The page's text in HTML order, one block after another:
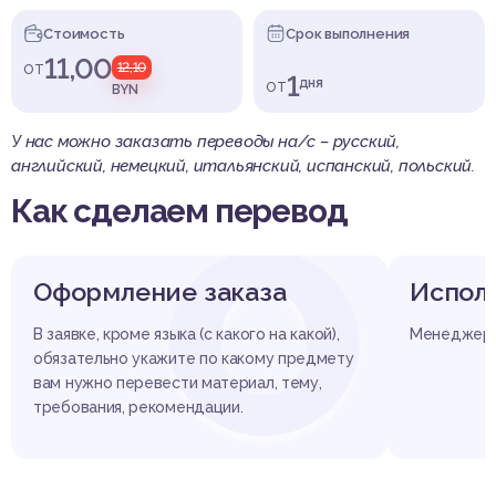
Стоимость
от11,00 12,10
BYN
Срок выполнения
от1дня
У нас можно заказать переводы на/с – русский,
английский, немецкий, итальянский, испанский, польский.
Как сделаем перевод
О
Оформление заказа
В заявке, кроме языка (с какого на какой),
обязательно укажите по какому предмету
вам нужно перевести материал, тему,
требования, рекомендации.
Менеджер